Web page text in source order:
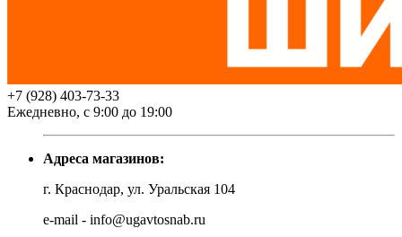
+7 (928) 403-73-33
Ежедневно, с 9:00 до 19:00
Адреса магазинов:
г. Краснодар, ул. Уральская 104
e-mail - info@ugavtosnab.ru